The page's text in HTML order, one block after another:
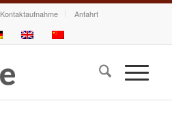
Kontaktaufnahme Anfahrt